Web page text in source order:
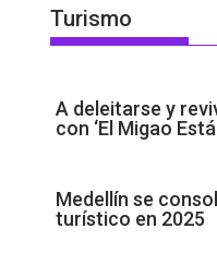
Turismo
A deleitarse y
con ‘El Migao
Medellín se
turístico en 2025